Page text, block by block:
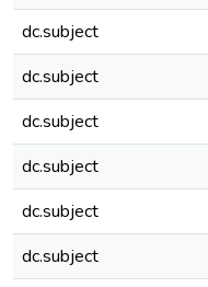
dc.subject
dc.subject
dc.subject
dc.subject
dc.subject
dc.subject